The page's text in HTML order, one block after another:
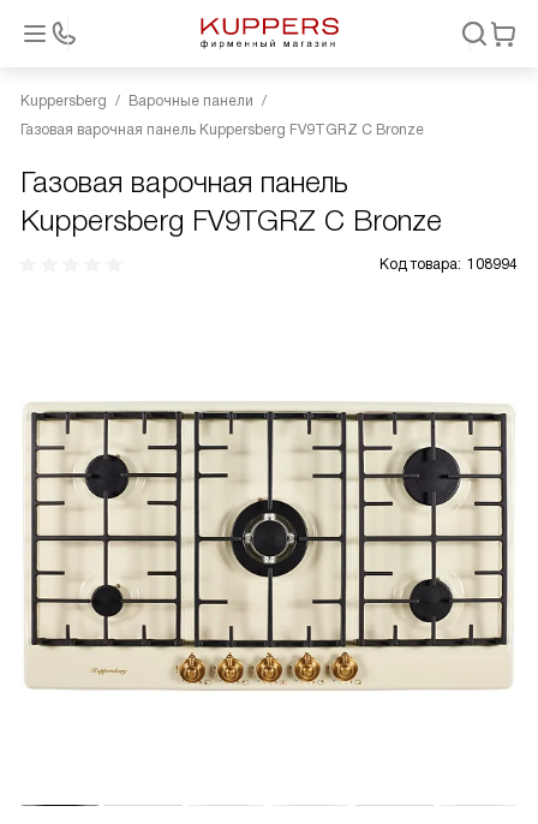
Kuppersberg
Варочные панели
Газовая варочная панель Kuppersberg FV9TGRZ C Bronze
Газовая варочная панель
Kuppersberg FV9TGRZ C Bronze
Код товара: 108994